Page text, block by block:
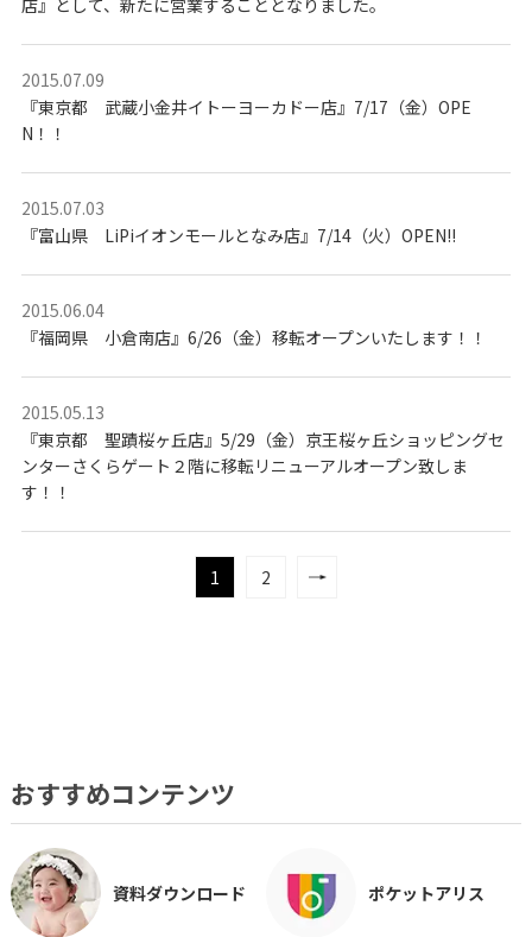
店』として、新たに営業することとなりました。
2015.07.09
『東京都 武蔵小金井イトーヨーカドー店』7/17（金）OPE
N！！
2015.07.03
『富山県 LiPiイオンモールとなみ店』7/14（火）OPEN!!
2015.06.04
『福岡県 小倉南店』6/26（金）移転オープンいたします！！
2015.05.13
『東京都 聖蹟桜ヶ丘店』5/29（金）京王桜ヶ丘ショッピングセ
ンターさくらゲート２階に移転リニューアルオープン致しま
す！！
1 2
おすすめコンテンツ
資料ダウンロード ポケットアリス